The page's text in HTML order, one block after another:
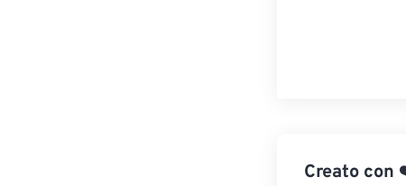
Creato con